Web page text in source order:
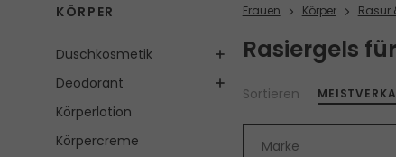
KÖRPER
Duschkosmetik
Deodorant
Körperlotion
Körpercreme
Frauen Körper Rasur
Rasiergels
Sortieren
Marke